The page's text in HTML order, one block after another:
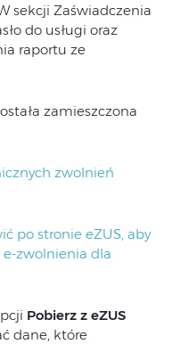
sekcji Zaświadczenia
do usługi oraz
raportu ze
zamieszczona
zwolnień
po stronie eZUS, aby
zwolnienia dla
Pobierz z eZUS
dane, które